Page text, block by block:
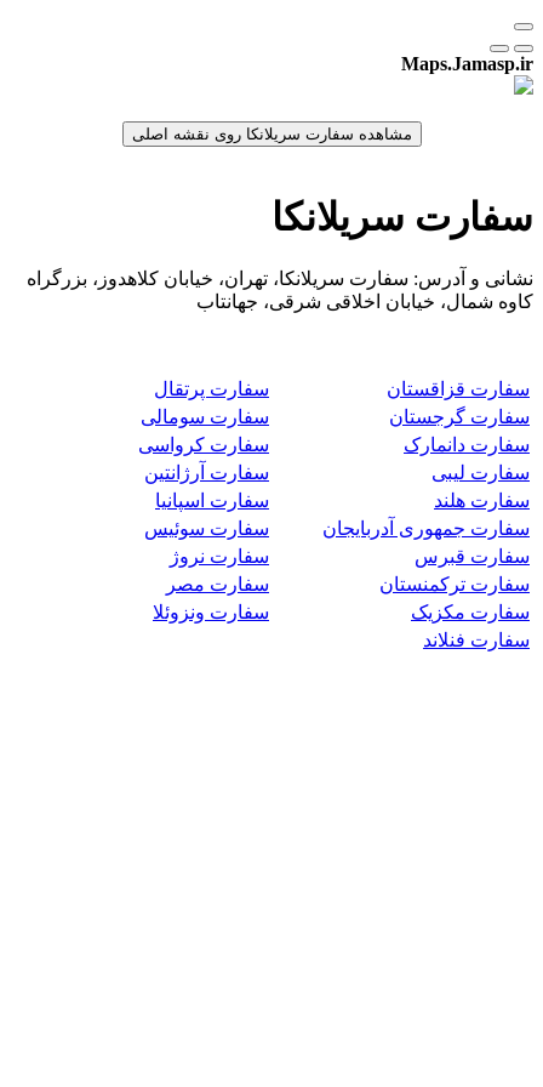
Maps.Jamasp.ir
سفارت سریلانکا
نشانی و آدرس: سفارت سریلانکا، تهران، خیابان کلاهدوز، بزرگراه
کاوه شمال، خیابان اخلاقی شرقی، جهانتاب
سفارت قزاقستان
سفارت پرتقال
سفارت گرجستان
سفارت سومالی
سفارت دانمارک
سفارت کرواسی
سفارت لیبی
سفارت آرژانتین
سفارت هلند
سفارت اسپانیا
سفارت جمهوری آدربایجان
سفارت سوئیس
سفارت قبرس
سفارت نروژ
سفارت ترکمنستان
سفارت مصر
سفارت مکزیک
سفارت ونزوئلا
سفارت فنلاند